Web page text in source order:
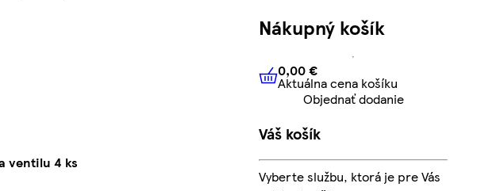
ventilu 4 ks
Nákupný košík
0,00 € Aktuálna cena košíku
0,00 €
Aktuálna cena košíku
Objednať dodanie
Váš košík
Vyberte službu, ktorá je pre Vás